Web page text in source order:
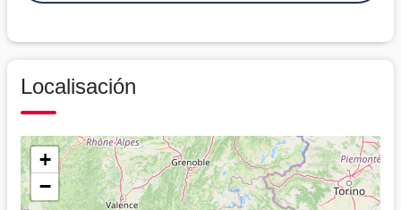
Localisación
+
−